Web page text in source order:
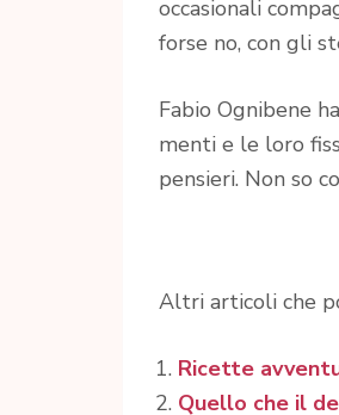
occasionali
forse no, con gli
Fabio Ognibene
menti e le loro
pensieri. Non so
Altri articoli che
Ricette
Quello che il